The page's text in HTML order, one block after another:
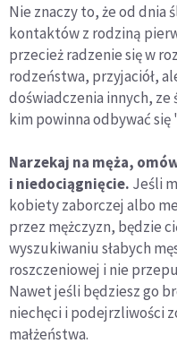
Nie znaczy to, że od dnia
kontaktów z rodziną
przecież radzenie się w
rodzeństwa, przyjaciół,
doświadczenia innych, ze
kim powinna odbywać się
Narzekaj na męża,
i niedociągnięcie. Jeśli
kobiety zaborczej albo
przez mężczyzn, będzie
wyszukiwaniu słabych
roszczeniowej i nie
Nawet jeśli będziesz go
niechęci i podejrzliwości
małżeństwa.